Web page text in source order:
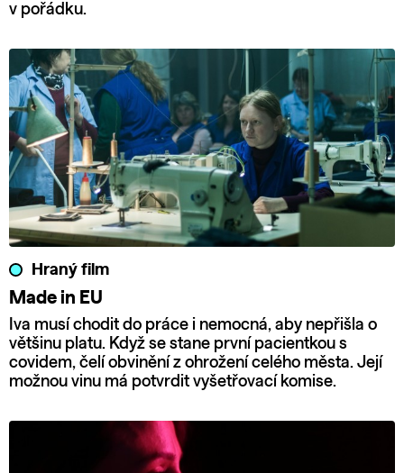
v pořádku.
Hraný film
Made in EU
Iva musí chodit do práce i nemocná, aby nepřišla o
většinu platu. Když se stane první pacientkou s
covidem, čelí obvinění z ohrožení celého města. Její
možnou vinu má potvrdit vyšetřovací komise.